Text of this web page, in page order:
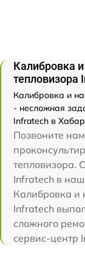
Калибровка
тепловизора
Калибровка и
- несложная
Infratech в
Позвоните
тепловизора.
Infratech в
Калибровка и
Infratech
сложного
сервис-центр